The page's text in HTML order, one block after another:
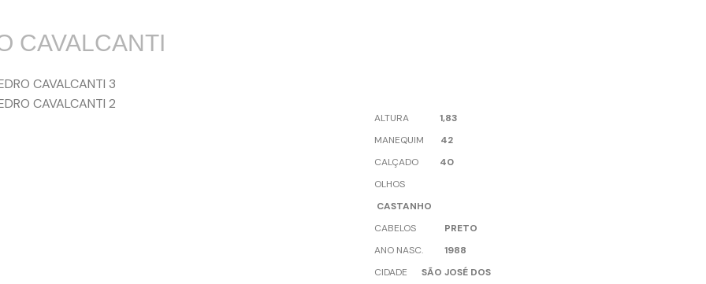
CAVALCANTI
ALTURA 1,83
MANEQUIM 42
CALÇADO
40
OLHOS
CASTANHO
CABELOS
PRETO
ANO NASC. 1988
CIDADE SÃO JOSÉ DOS